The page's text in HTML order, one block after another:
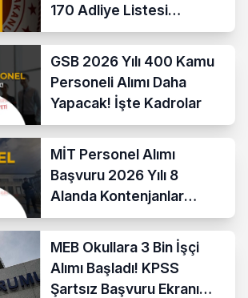
170 Adliye Listesi
Açıklandı
GSB 2026 Yılı 400 Kamu
Personeli Alımı Daha
Yapacak! İşte Kadrolar
MİT Personel Alımı
Başvuru 2026 Yılı 8
Alanda Kontenjanlar
Nedir?
MEB Okullara 3 Bin İşçi
Alımı Başladı! KPSS
Şartsız Başvuru Ekranı